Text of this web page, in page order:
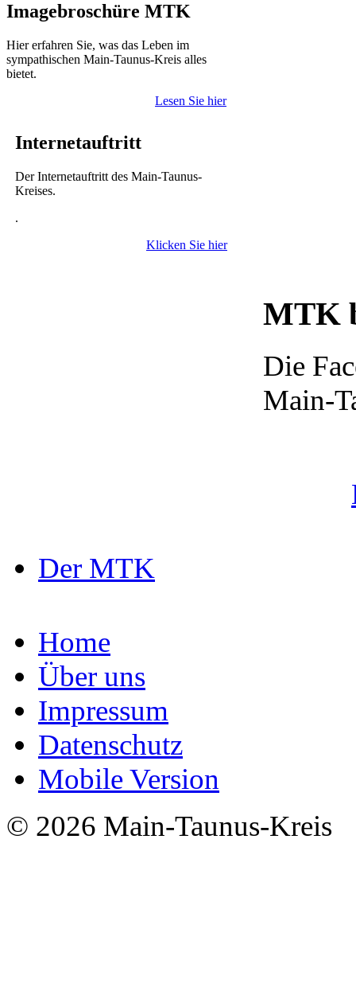
Imagebroschüre MTK
Hier erfahren Sie, was das Leben im
sympathischen Main-Taunus-Kreis alles
bietet.
Lesen Sie hier
Internetauftritt
Der Internetauftritt des Main-Taunus-
Kreises.
.
Klicken Sie hier
MTK
Die
Main-
Der MTK
Home
Über uns
Impressum
Datenschutz
Mobile Version
© 2026 Main-Taunus-Kreis